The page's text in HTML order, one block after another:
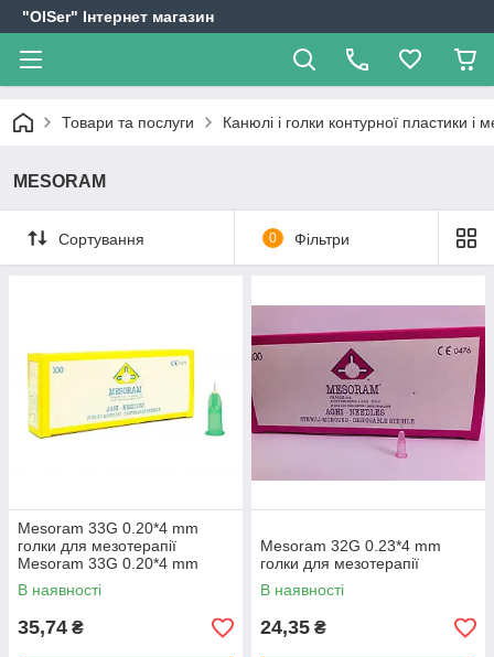
"OlSer" Інтернет магазин
Товари та послуги Канюлі і голки контурної пластики і
MESORAM
Сортування 0 Фільтри
Mesoram 33G 0.20*4 mm
голки для мезотерапії
Mesoram 33G 0.20*4 mm
В наявності
35,74 ₴
Mesoram 32G 0.23*4 mm
голки для мезотерапії
В наявності
24,35 ₴